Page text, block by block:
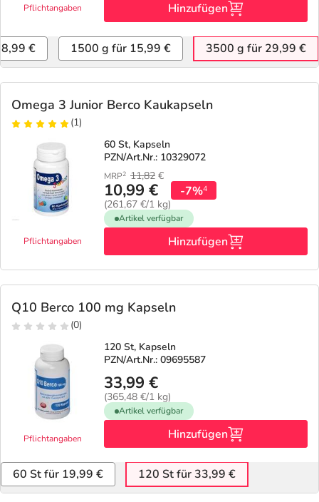
Pflichtangaben Hinzufügen
€ 1500 g für 15,99 € 3500 g für 29,99 €
Omega 3 Junior Berco Kaukapseln
(1)
Pflichtangaben
60 St, Kapseln
PZN/Art.Nr.: 10329072
MRP2 11,82 €
10,99 €
(261,67 €/1 kg)
-7%4
Artikel verfügbar
Hinzufügen
Q10 Berco 100 mg Kapseln
(0)
Pflichtangaben
120 St, Kapseln
PZN/Art.Nr.: 09695587
33,99 €
(365,48 €/1 kg)
Artikel verfügbar
Hinzufügen
60 St für 19,99 € 120 St für 33,99 €